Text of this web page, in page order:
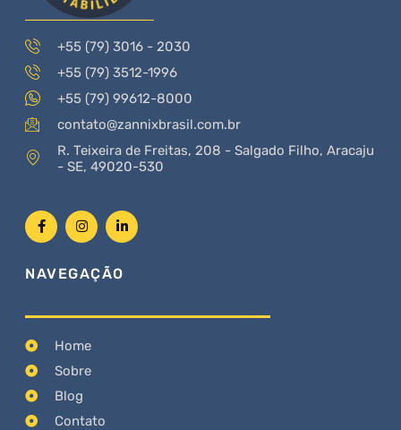
+55 (79) 3016 - 2030
+55 (79) 3512-1996
+55 (79) 99612-8000
contato@zannixbrasil.com.br
R. Teixeira de Freitas, 208 - Salgado Filho, Aracaju
- SE, 49020-530
NAVEGAÇÃO
Home
Sobre
Blog
Contato